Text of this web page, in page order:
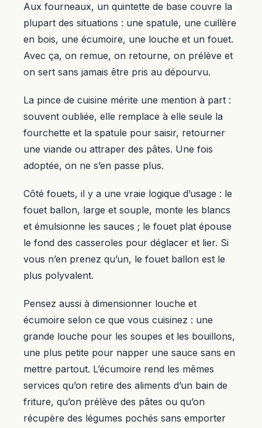
Aux fourneaux, un quintette de base couvre la
plupart des situations : une spatule, une cuillère
en bois, une écumoire, une louche et un fouet.
Avec ça, on remue, on retourne, on prélève et
on sert sans jamais être pris au dépourvu.
La pince de cuisine mérite une mention à part :
souvent oubliée, elle remplace à elle seule la
fourchette et la spatule pour saisir, retourner
une viande ou attraper des pâtes. Une fois
adoptée, on ne s’en passe plus.
Côté fouets, il y a une vraie logique d’usage : le
fouet ballon, large et souple, monte les blancs
et émulsionne les sauces ; le fouet plat épouse
le fond des casseroles pour déglacer et lier. Si
vous n’en prenez qu’un, le fouet ballon est le
plus polyvalent.
Pensez aussi à dimensionner louche et
écumoire selon ce que vous cuisinez : une
grande louche pour les soupes et les bouillons,
une plus petite pour napper une sauce sans en
mettre partout. L’écumoire rend les mêmes
services qu’on retire des aliments d’un bain de
friture, qu’on prélève des pâtes ou qu’on
récupère des légumes pochés sans emporter